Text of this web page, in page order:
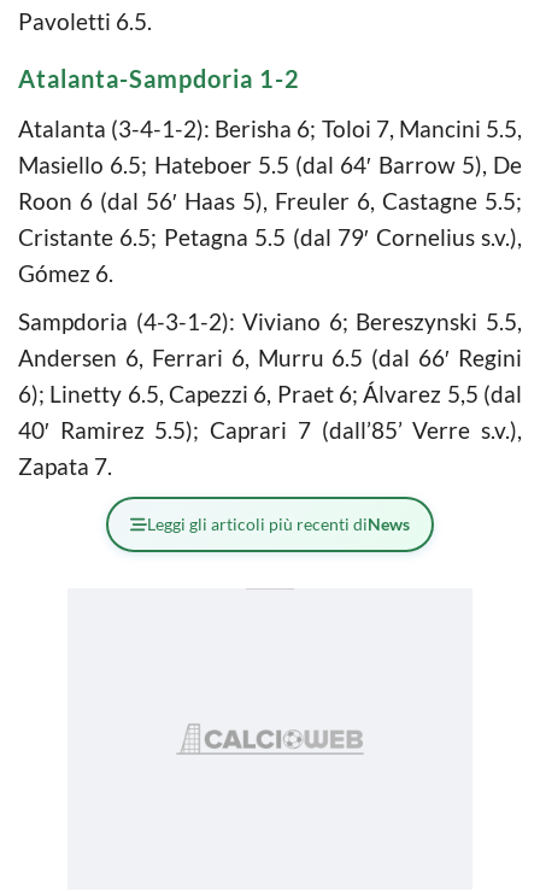
Pavoletti 6.5.
Atalanta-Sampdoria 1-2
Atalanta (3-4-1-2): Berisha 6; Toloi 7, Mancini 5.5,
Masiello 6.5; Hateboer 5.5 (dal 64′ Barrow 5), De
Roon 6 (dal 56′ Haas 5), Freuler 6, Castagne 5.5;
Cristante 6.5; Petagna 5.5 (dal 79′ Cornelius s.v.),
Gómez 6.
Sampdoria (4-3-1-2): Viviano 6; Bereszynski 5.5,
Andersen 6, Ferrari 6, Murru 6.5 (dal 66′ Regini
6); Linetty 6.5, Capezzi 6, Praet 6; Álvarez 5,5 (dal
40′ Ramirez 5.5); Caprari 7 (dall’85’ Verre s.v.),
Zapata 7.
Leggi gli articoli più recenti diNews